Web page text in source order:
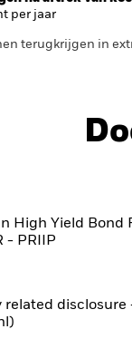
per jaar
terugkrijgen in
High Yield Bond
- PRIIP
related disclosure